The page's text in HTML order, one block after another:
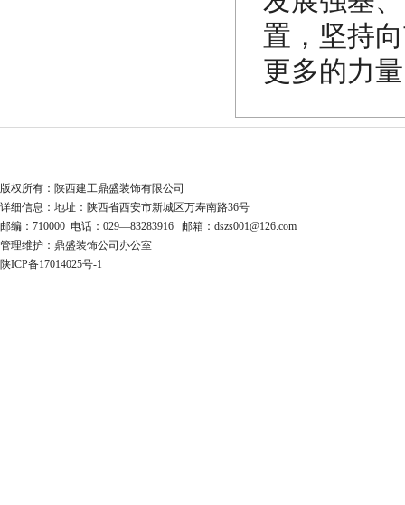
置，坚持
更多的力
版权所有：陕西建工鼎盛装饰有限公司
详细信息：地址：陕西省西安市新城区万寿南路36号
邮编：710000 电话：029—83283916 邮箱：dszs001@126.com
管理维护：鼎盛装饰公司办公室
陕ICP备17014025号-1